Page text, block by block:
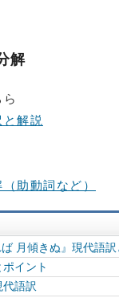
解
解説
助動詞など）
月傾きぬ』現代語訳
イント
代語訳